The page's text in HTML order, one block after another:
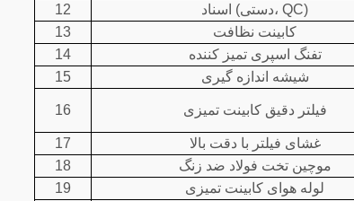
12
اسناد (دستی، QC)
13
کابینت نظافت
14 تفنگ اسپری تمیز کننده
15
شیشه اندازه گیری
16 فیلتر دقیق کابینت تمیزی
17 غشای فیلتر با دقت بالا
18
موچین تخت فولاد ضد زنگ
19
لوله هوای کابینت تمیزی